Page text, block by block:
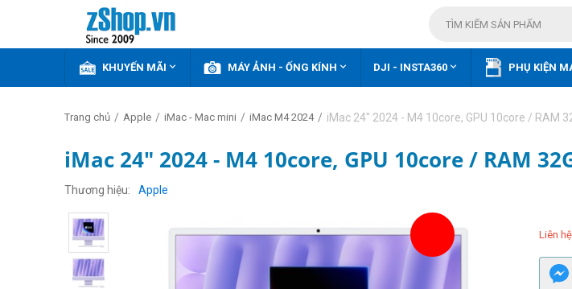
KHUYẾN MÃI  MÁY ẢNH - ỐNG KÍNH  DJI - INSTA360  PHỤ KIỆN
Trang chủ / Apple / iMac - Mac mini / iMac M4 2024 / iMac 24" 2024 - M4 10core, GPU 10core / RAM
iMac 24" 2024 - M4 10core, GPU 10core / RAM
Thương hiệu Apple
Liên